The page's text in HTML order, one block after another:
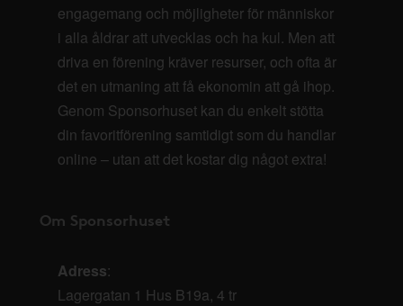
engagemang och möjligheter för människor
i alla åldrar att utvecklas och ha kul. Men att
driva en förening kräver resurser, och ofta är
det en utmaning att få ekonomin att gå ihop.
Genom Sponsorhuset kan du enkelt stötta
din favoritförening samtidigt som du handlar
online – utan att det kostar dig något extra!
Om Sponsorhuset
Adress:
Lagergatan 1 Hus B19a, 4 tr